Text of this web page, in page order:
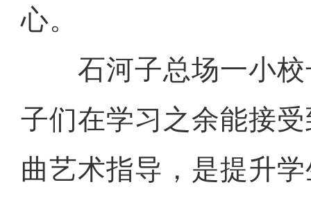
心。
石河子总场一小校
子们在学习之余能接
曲艺术指导，是提升